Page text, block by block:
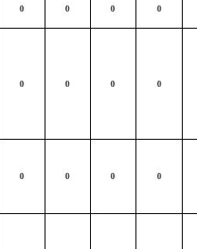
0 0 0 0
0 0 0 0
0 0 0 0